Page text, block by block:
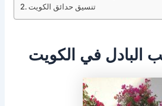
تنسيق حدائق الكويت
البادل في الكويت